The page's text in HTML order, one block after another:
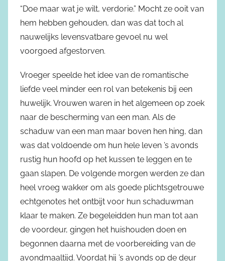
“Doe maar wat je wilt, verdorie.” Mocht ze ooit van
hem hebben gehouden, dan was dat toch al
nauwelijks levensvatbare gevoel nu wel
voorgoed afgestorven.
Vroeger speelde het idee van de romantische
liefde veel minder een rol van betekenis bij een
huwelijk. Vrouwen waren in het algemeen op zoek
naar de bescherming van een man. Als de
schaduw van een man maar boven hen hing, dan
was dat voldoende om hun hele leven ’s avonds
rustig hun hoofd op het kussen te leggen en te
gaan slapen. De volgende morgen werden ze dan
heel vroeg wakker om als goede plichtsgetrouwe
echtgenotes het ontbijt voor hun schaduwman
klaar te maken. Ze begeleidden hun man tot aan
de voordeur, gingen het huishouden doen en
begonnen daarna met de voorbereiding van de
avondmaaltijd. Voordat hij ’s avonds op de deur